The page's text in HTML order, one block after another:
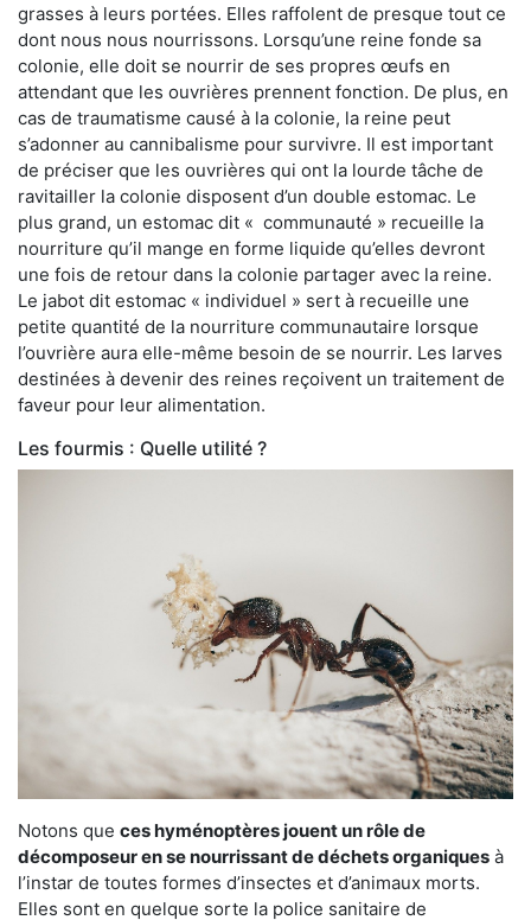
grasses à leurs portées. Elles raffolent de presque tout ce
dont nous nous nourrissons. Lorsqu’une reine fonde sa
colonie, elle doit se nourrir de ses propres œufs en
attendant que les ouvrières prennent fonction. De plus, en
cas de traumatisme causé à la colonie, la reine peut
s’adonner au cannibalisme pour survivre. Il est important
de préciser que les ouvrières qui ont la lourde tâche de
ravitailler la colonie disposent d’un double estomac. Le
plus grand, un estomac dit « communauté » recueille la
nourriture qu’il mange en forme liquide qu’elles devront
une fois de retour dans la colonie partager avec la reine.
Le jabot dit estomac « individuel » sert à recueille une
petite quantité de la nourriture communautaire lorsque
l’ouvrière aura elle-même besoin de se nourrir. Les larves
destinées à devenir des reines reçoivent un traitement de
faveur pour leur alimentation.
Les fourmis : Quelle utilité ?
Notons que ces hyménoptères jouent un rôle de
décomposeur en se nourrissant de déchets organiques à
l’instar de toutes formes d’insectes et d’animaux morts.
Elles sont en quelque sorte la police sanitaire de